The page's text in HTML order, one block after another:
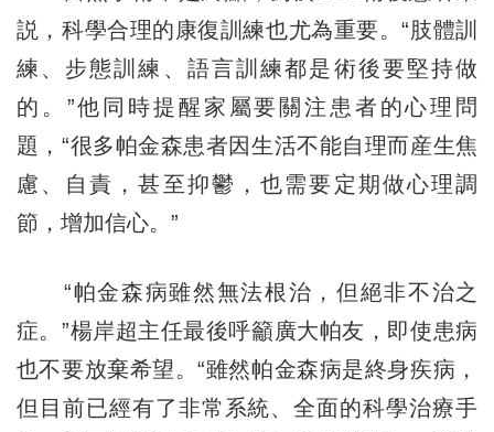
説，科學合理的康復訓練也尤為重要。“肢體訓
練、步態訓練、語言訓練都是術後要堅持做
的。”他同時提醒家屬要關注患者的心理問
題，“很多帕金森患者因生活不能自理而産生焦
慮、自責，甚至抑鬱，也需要定期做心理調
節，增加信心。”
“帕金森病雖然無法根治，但絕非不治之
症。”楊岸超主任最後呼籲廣大帕友，即使患病
也不要放棄希望。“雖然帕金森病是終身疾病，
但目前已經有了非常系統、全面的科學治療手